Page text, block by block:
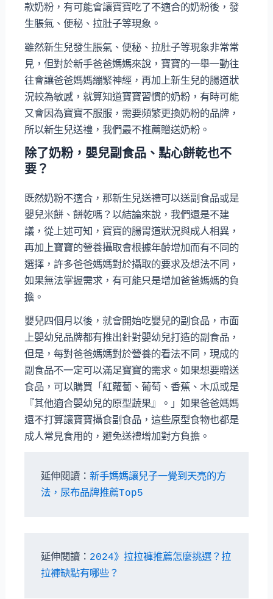
款奶粉，有可能會讓寶寶吃了不適合的奶粉後，發
生脹氣、便秘、拉肚子等現象。
雖然新生兒發生脹氣、便秘、拉肚子等現象非常常
見，但對於新手爸爸媽媽來說，寶寶的一舉一動往
往會讓爸爸媽媽繃緊神經，再加上新生兒的腸道狀
況較為敏感，就算知道寶寶習慣的奶粉，有時可能
又會因為寶寶不服服，需要頻繁更換奶粉的品牌，
所以新生兒送禮，我們最不推薦贈送奶粉。
除了奶粉，嬰兒副食品、點心餅乾也不
要？
既然奶粉不適合，那新生兒送禮可以送副食品或是
嬰兒米餅、餅乾嗎？以結論來說，我們還是不建
議，從上述可知，寶寶的腸胃道狀況與成人相異，
再加上寶寶的營養攝取會根據年齡增加而有不同的
選擇，許多爸爸媽媽對於攝取的要求及想法不同，
如果無法掌握需求，有可能只是增加爸爸媽媽的負
擔。
嬰兒四個月以後，就會開始吃嬰兒的副食品，市面
上嬰幼兒品牌都有推出針對嬰幼兒打造的副食品，
但是，每對爸爸媽媽對於營養的看法不同，現成的
副食品不一定可以滿足寶寶的需求。如果想要贈送
食品，可以購買「紅蘿蔔、葡萄、香蕉、木瓜或是
『其他適合嬰幼兒的原型蔬果』。」如果爸爸媽媽
還不打算讓寶寶攝食副食品，這些原型食物也都是
成人常見食用的，避免送禮增加對方負擔。
延伸閱讀： 新手媽媽讓兒子一覺到天亮的方
法，尿布品牌推薦Top5
延伸閱讀： 2024》拉拉褲推薦怎麼挑選？拉
拉褲缺點有哪些？